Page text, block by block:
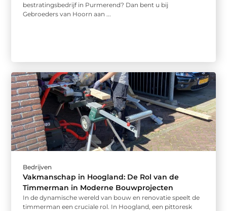
bestratingsbedrijf in Purmerend? Dan bent u bij
Gebroeders van Hoorn aan ...
Bedrijven
Vakmanschap in Hoogland: De Rol van de
Timmerman in Moderne Bouwprojecten
In de dynamische wereld van bouw en renovatie speelt de
timmerman een cruciale rol. In Hoogland, een pittoresk